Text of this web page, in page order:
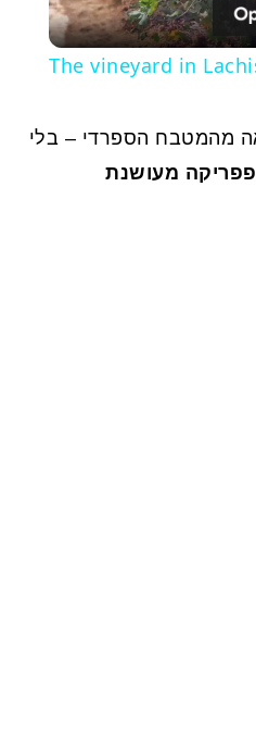
Video
The vineyard in
מהמטבח הספרדי – בלי
פפריקה מעושנת